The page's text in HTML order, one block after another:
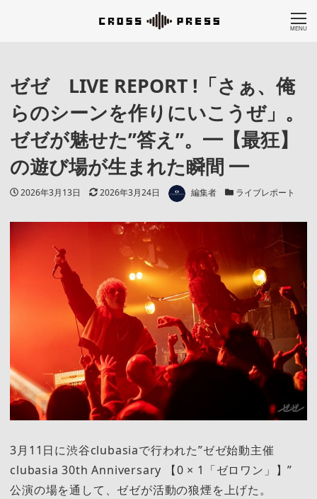
MENU
ゼゼ LIVE REPORT !「さぁ、俺
らのシーンを作りにいこうぜ」。
ゼゼが魅せた”答え”。━【最狂】
の遊び場が生まれた瞬間 ━
投稿日
2026年3月13日 更新日
2026年3月24日 著者 編集者 カテゴリー
ライブレポート
3月11日に渋谷clubasiaで行われた”ゼゼ始動主催
clubasia 30th Anniversary 【0 × 1「ゼロワン」】”
公演の場を通して、ゼゼが活動の狼煙を上げた。